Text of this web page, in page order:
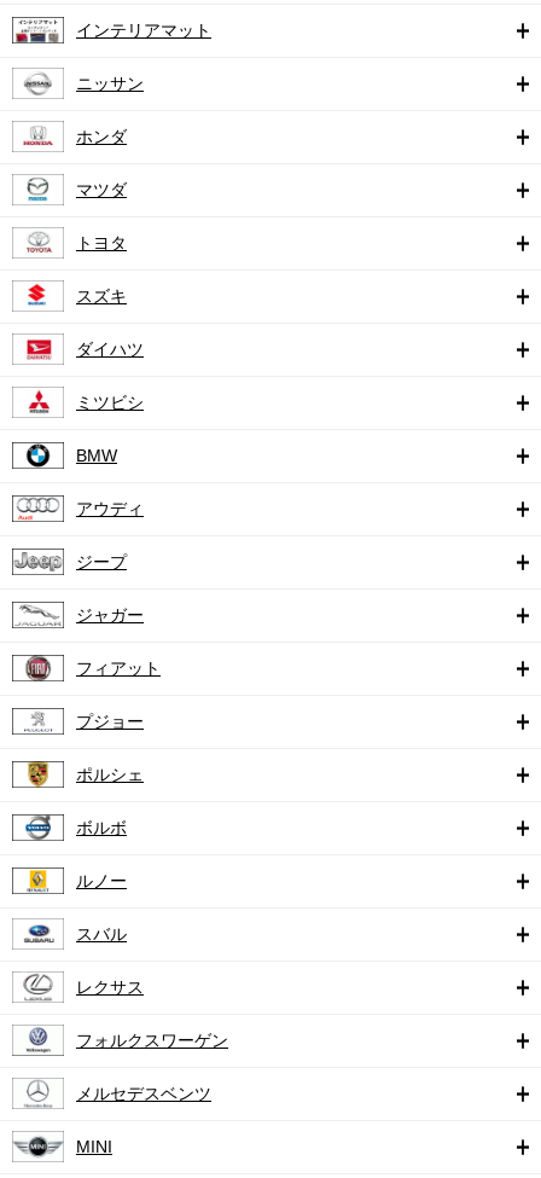
インテリアマット
ニッサン
ホンダ
マツダ
トヨタ
スズキ
ダイハツ
ミツビシ
BMW
アウディ
ジープ
ジャガー
フィアット
プジョー
ポルシェ
ボルボ
ルノー
スバル
レクサス
フォルクスワーゲン
メルセデスベンツ
MINI